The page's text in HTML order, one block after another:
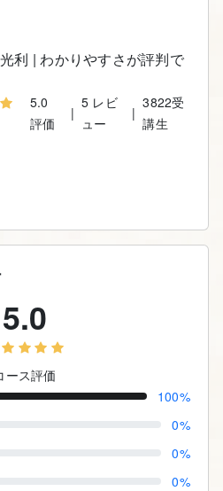
利 | わかりやすさが評判で
5.0
評価
|
5 レビ
ュー
|
3822受
講生
5.0
ース評価
100%
0%
0%
0%